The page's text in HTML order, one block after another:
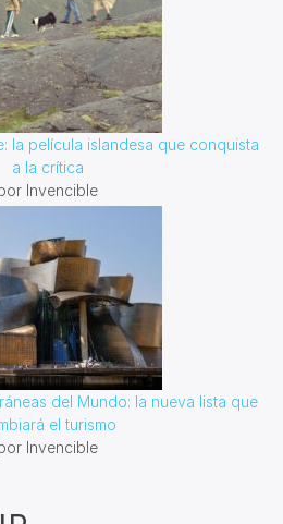
la película islandesa que conquista
a la crítica
Invencible
del Mundo: la nueva lista que
el turismo
Invencible